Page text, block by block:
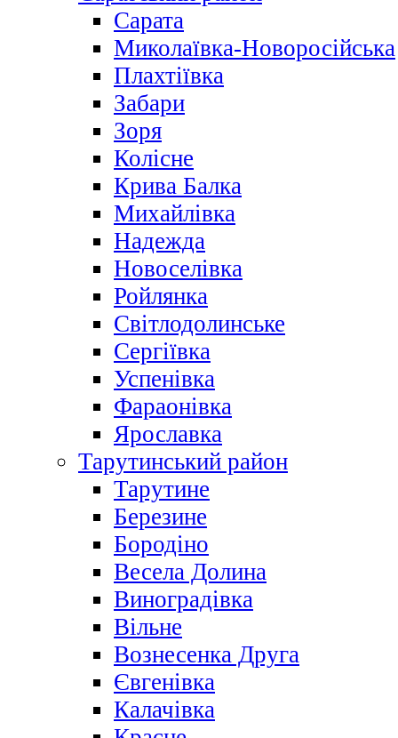
Сарата
Миколаївка-Новоросійська
Плахтіївка
Забари
Зоря
Колісне
Крива Балка
Михайлівка
Надежда
Новоселівка
Ройлянка
Світлодолинське
Сергіївка
Успенівка
Фараонівка
Ярославка
Тарутинський район
Тарутине
Березине
Бородіно
Весела Долина
Виноградівка
Вільне
Вознесенка Друга
Євгенівка
Калачівка